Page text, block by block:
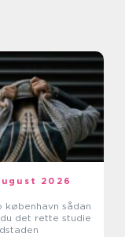
2026
sådan
det rette studie